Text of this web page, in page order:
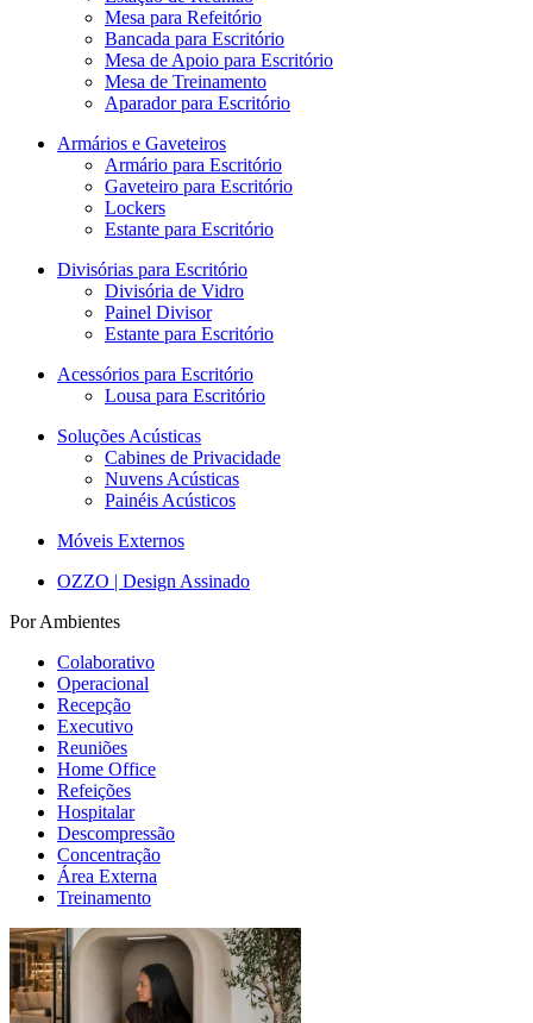
Mesa para Refeitório
Bancada para Escritório
Mesa de Apoio para Escritório
Mesa de Treinamento
Aparador para Escritório
Armários e Gaveteiros
Armário para Escritório
Gaveteiro para Escritório
Lockers
Estante para Escritório
Divisórias para Escritório
Divisória de Vidro
Painel Divisor
Estante para Escritório
Acessórios para Escritório
Lousa para Escritório
Soluções Acústicas
Cabines de Privacidade
Nuvens Acústicas
Painéis Acústicos
Móveis Externos
OZZO | Design Assinado
Por Ambientes
Colaborativo
Operacional
Recepção
Executivo
Reuniões
Home Office
Refeições
Hospitalar
Descompressão
Concentração
Área Externa
Treinamento